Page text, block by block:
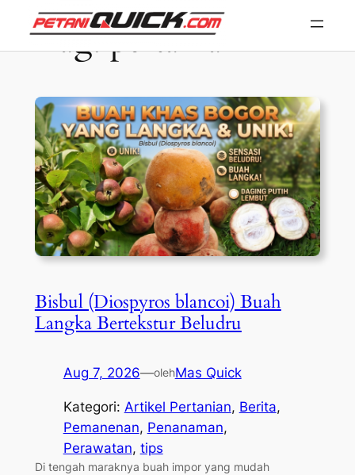
Tag:pertanian
Bisbul (Diospyros blancoi) Buah
Langka Bertekstur Beludru
Aug 7, 2026—olehMas Quick
Kategori: Artikel Pertanian, Berita
Pemanenan, Penanaman
Perawatan, tips
Di tengah maraknya buah impor yang mudah